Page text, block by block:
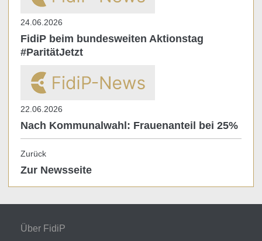
24.06.2026
FidiP beim bundesweiten Aktionstag
#ParitätJetzt
22.06.2026
Nach Kommunalwahl: Frauenanteil bei 25%
Zurück
Zur Newsseite
Über FidiP